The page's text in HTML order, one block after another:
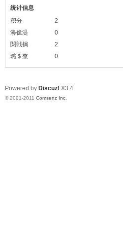
统计信息
积分
2
濞佹湜
0
閲戦挶
2
璐＄尞
0
Powered by Discuz! X3.4
© 2001-2011 Comsenz Inc.